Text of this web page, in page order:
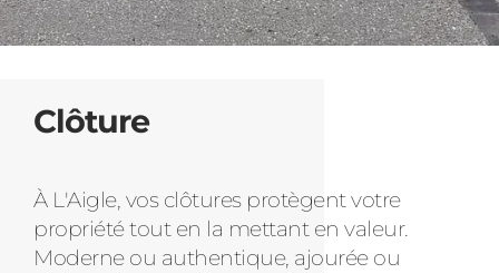
Clôture
À L'Aigle, vos clôtures protègent votre
propriété tout en la mettant en valeur.
Moderne ou authentique, ajourée ou